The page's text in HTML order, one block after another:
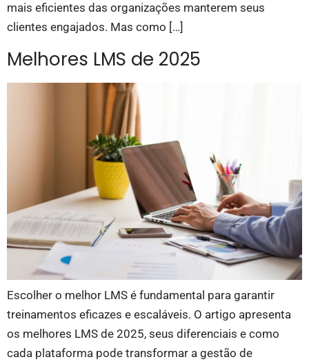
mais eficientes das organizações manterem seus
clientes engajados. Mas como […]
Melhores LMS de 2025
Escolher o melhor LMS é fundamental para garantir
treinamentos eficazes e escaláveis. O artigo apresenta
os melhores LMS de 2025, seus diferenciais e como
cada plataforma pode transformar a gestão de